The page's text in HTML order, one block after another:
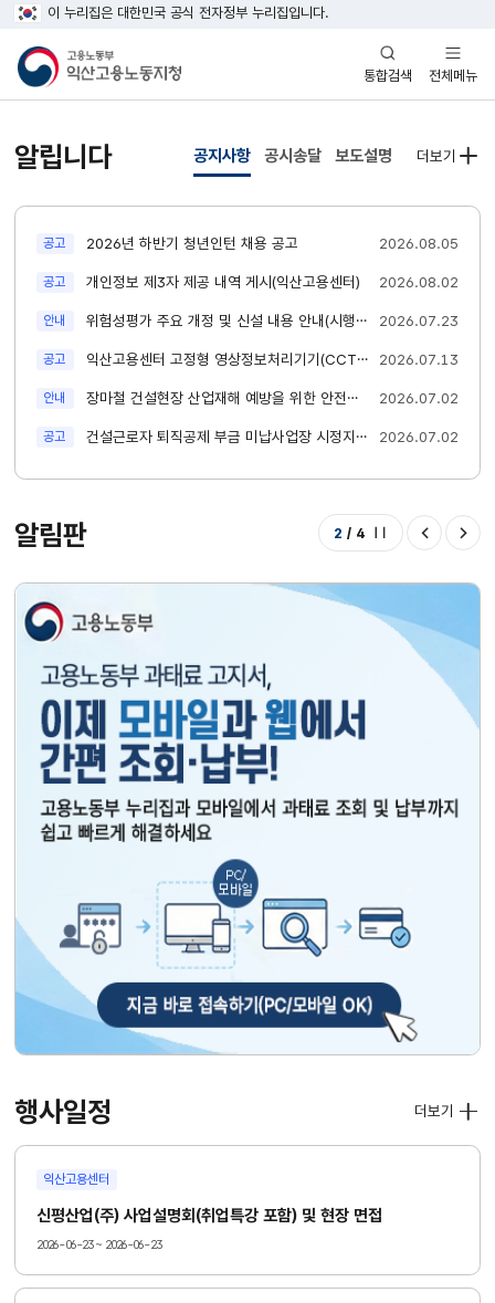
이 누리집은 대한민국 공식 전자정부 누리집입니다.
통합검색
열기
전체메뉴
열기
알립니다 공지사항
공고 새글
2026년 하반기 청년인턴 채용 공고 2026.08.05
공고 새글
개인정보 제3자 제공 내역 게시(익산고용센터) 2026.08.02
안내 새글
위험성평가 주요 개정 및 신설 내용 안내(시행일 2026. 6. 1.) 2026.07.23
공고 새글
익산고용센터 고정형 영상정보처리기기(CCTV) 설치에 따른 행정예고 2026.07.13
안내 새글
장마철 건설현장 산업재해 예방을 위한 안전보건 길잡이 및 핵심안전수칙 안내 2026.07.02
공고 새글
건설근로자 퇴직공제 부금 미납사업장 시정지시서 공시송달 공고문 2026.07.02
더보기
공시송달 보도설명
알림판 2 / 4
행사일정
익산고용센터
신평산업(주) 사업설명회(취업특강 포함) 및 현장 면접
2026-06-23 ~ 2026-06-23
더보기